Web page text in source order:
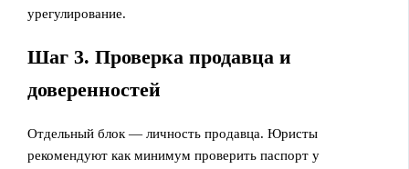
урегулирование.
Шаг 3. Проверка продавца и
доверенностей
Отдельный блок — личность продавца. Юристы
рекомендуют как минимум проверить паспорт у